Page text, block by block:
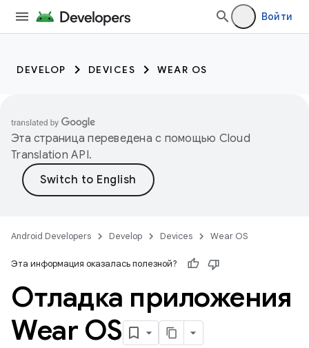
Войти
DEVELOP DEVICES WEAR OS
Эта страница переведена с помощью Cloud
Translation API.
Android Developers Develop Devices Wear OS
Эта информация оказалась полезной?
Отладка приложения
Wear OS